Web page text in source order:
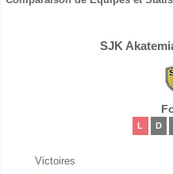
SJK
L D
Victoires